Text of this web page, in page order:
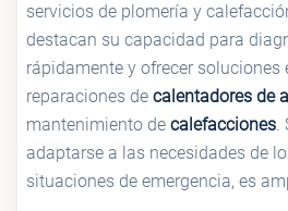
servicios de plomería y
destacan su capacidad para
rápidamente y ofrecer soluciones
reparaciones de calentadores de
mantenimiento de calefacciones.
adaptarse a las necesidades de
situaciones de emergencia, es